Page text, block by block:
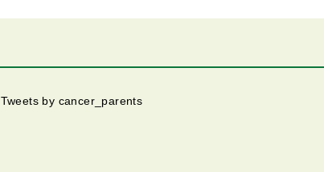
Tweets by cancer_parents